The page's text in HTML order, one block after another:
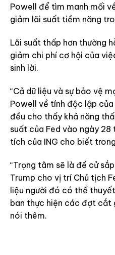
Powell để tìm manh mối
giảm lãi suất tiềm năng
Lãi suất thấp hơn thường
giảm chi phí cơ hội của
sinh lời.
“Cả dữ liệu và sự bảo vệ
Powell về tính độc lập
đều cho thấy khả năng
suất của Fed vào ngày 28
tích của ING cho biết
“Trọng tâm sẽ là đề cử
Trump cho vị trí Chủ tịch
liệu người đó có thể
ban thực hiện các đợt cắt
nói thêm.